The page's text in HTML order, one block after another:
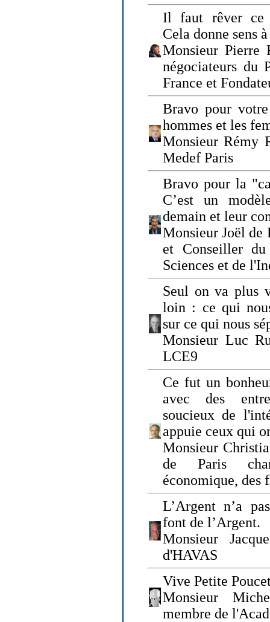
Il faut rêver ce
Cela donne sens
Monsieur Pierre
négociateurs du
France et
Bravo pour
hommes et les
Monsieur Rémy
Medef Paris
Bravo pour la
C’est un
demain et leur
Monsieur Joël de
et Conseiller
Sciences et de
Seul on va plus
loin : ce qui
sur ce qui nous
Monsieur Luc
LCE9
Ce fut un
avec des
soucieux de
appuie ceux qui
Monsieur
de Paris
économique, des
L’Argent n’a
font de l’Argent.
Monsieur
d'HAVAS
Vive Petite
Monsieur
membre de